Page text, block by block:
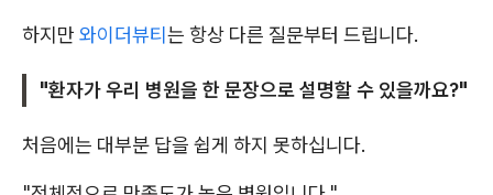
하지만 와이더뷰티는 항상 다른 질문부터 드립니다.
"환자가 우리 병원을 한 문장으로 설명할 수 있을까요?"
처음에는 대부분 답을 쉽게 하지 못하십니다.